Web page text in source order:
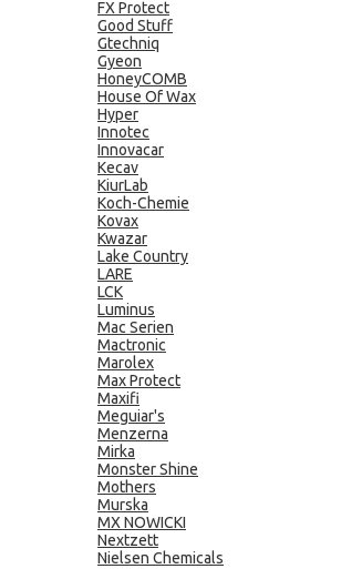
FX Protect
Good Stuff
Gtechniq
Gyeon
HoneyCOMB
House Of Wax
Hyper
Innotec
Innovacar
Kecav
KiurLab
Koch-Chemie
Kovax
Kwazar
Lake Country
LARE
LCK
Luminus
Mac Serien
Mactronic
Marolex
Max Protect
Maxifi
Meguiar's
Menzerna
Mirka
Monster Shine
Mothers
Murska
MX NOWICKI
Nextzett
Nielsen Chemicals